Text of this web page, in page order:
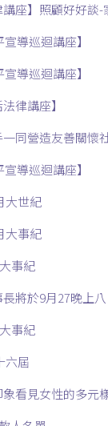
講座】照顧好好談-
宣導巡迴講座】
宣導巡迴講座】
律講座】
一同營造友善關懷
宣導巡迴講座】
大世紀
大事紀
事紀
將於9月27晚上八
事紀
六屆
看見女性的多元